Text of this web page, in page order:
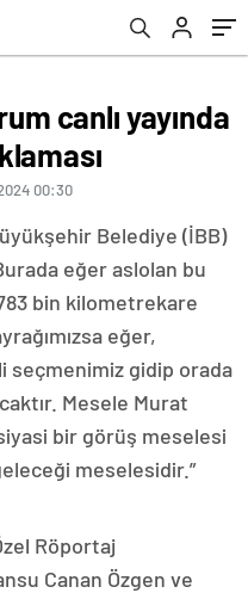
canlı yayında
00:30
Belediye (İBB)
eğer aslolan bu
bin kilometrekare
eğer,
seçmenimiz gidip orada
Mesele Murat
bir görüş meselesi
meselesidir.”
Röportaj
Canan Özgen ve